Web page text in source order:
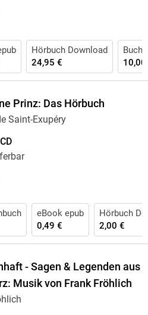
Hörbuch Download
24,95 €
Buch
10,00
Prinz: Das Hörbuch
Saint-Exupéry
eBook epub
0,49 €
Hörbuch
2,00 €
- Sagen & Legenden aus
Musik von Frank Fröhlich